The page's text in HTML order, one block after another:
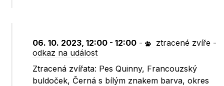
06. 10. 2023, 12:00 - 12:00 - ztracené zvíře -
odkaz na událost
Ztracená zvířata: Pes Quinny, Francouzský
buldoček, Černá s bílým znakem barva, okres